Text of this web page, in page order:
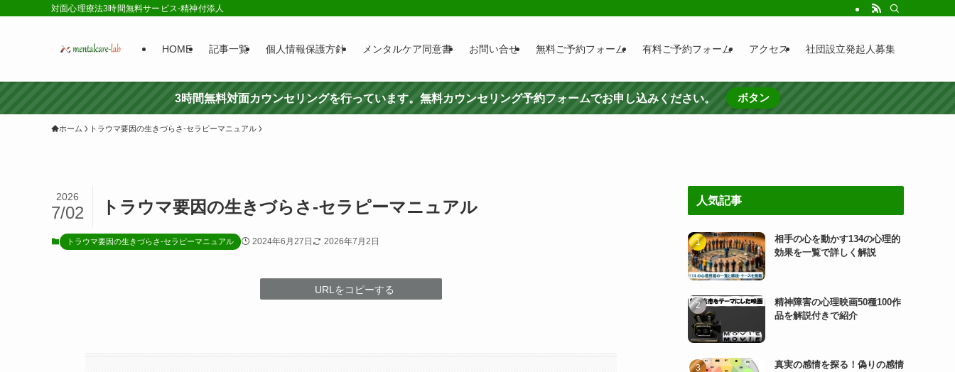
対面心理療法3時間無料サービス-精神付添人
HOME 記事一覧 個人情報保護方針 メンタルケア同意書 お問い合せ 無料ご予約フォーム 有料ご予約フォーム アクセス 社団設立発起人募集
3時間無料対面カウンセリングを行っています。無料カウンセリング予約フォームでお申し込みください。 ボタン
ホーム トラウマ要因の生きづらさ-セラピーマニュアル
トラウマ要因の生きづらさ-セラピーマニュアル
2026
7/02
トラウマ要因の生きづらさ-セラピーマニュアル 2024年6月27日 2026年7月2日
URLをコピーする
人気記事
相手の心を動かす134の心理的
効果を一覧で詳しく解説
精神障害の心理映画50種100作
品を解説付きで紹介
真実の感情を探る！偽りの感情